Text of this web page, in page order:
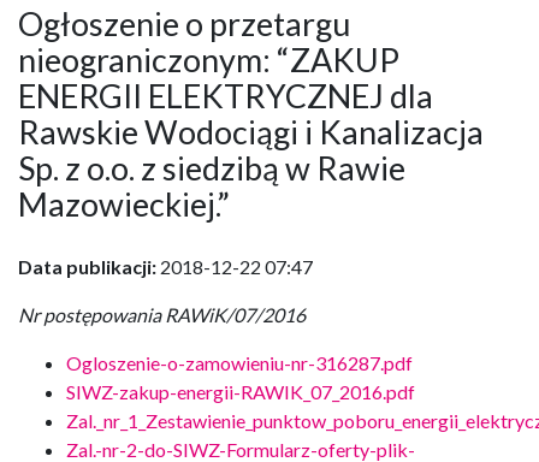
Ogłoszenie o przetargu
nieograniczonym: “ZAKUP
ENERGII ELEKTRYCZNEJ dla
Rawskie Wodociągi i Kanalizacja
Sp. z o.o. z siedzibą w Rawie
Mazowieckiej.”
Data publikacji: 2018-12-22 07:47
Nr postępowania RAWiK/07/2016
Ogloszenie-o-zamowieniu-nr-316287.pdf
SIWZ-zakup-energii-RAWIK_07_2016.pdf
Zal.-nr-2-do-SIWZ-Formularz-oferty-plik-